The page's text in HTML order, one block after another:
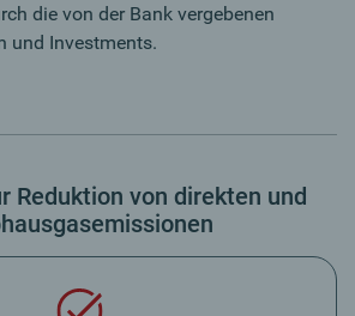
die von der Bank vergebenen
und Investments.
Reduktion von direkten und